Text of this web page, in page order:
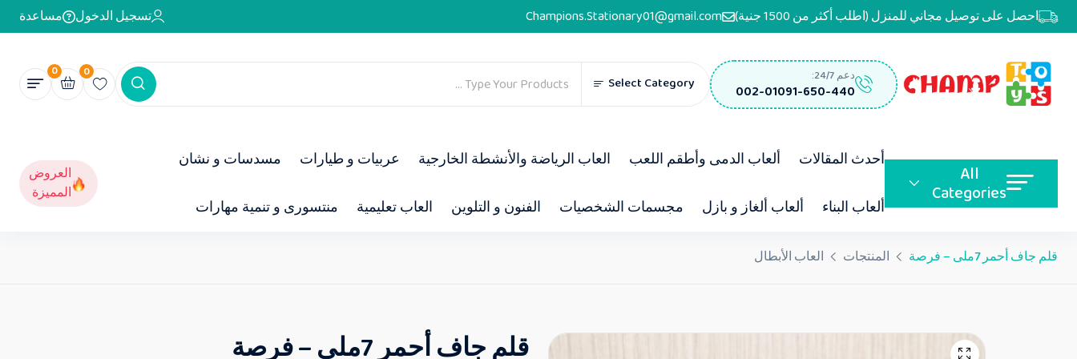
احصل على توصيل مجاني للمنزل (اطلب أكثر من 1500 جنية) Champions.Stationary01@gmail.com تسجيل الدخول مساعدة
دعم 24/7:
002-01091-650-440
Select Category
0
0
All
Categories
أحدث المقالات ألعاب الدمى وأطقم اللعب العاب الرياضة والأنشطة الخارجية عربيات و طيارات مسدسات و نشان
ألعاب البناء ألعاب ألغاز و بازل مجسمات الشخصيات الفنون و التلوين العاب تعليمية منتسورى و تنمية مهارات
العروض
المميزة
قلم جاف أحمر 7ملى – فرصة المنتجات العاب الأبطال
قلم جاف أحمر 7ملى – فرصة